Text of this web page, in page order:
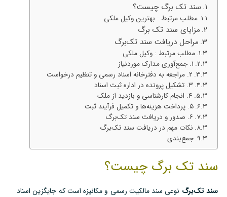
سند تک برگ چیست؟
مطلب مرتبط : بهترین وکیل ملکی
مزایای سند تک برگ
مراحل دریافت سند تک‌برگ
مطلب مرتبط : وکیل ملکی
۱. جمع‌آوری مدارک موردنیاز
۲. مراجعه به دفترخانه اسناد رسمی و تنظیم درخواست
۳. تشکیل پرونده در اداره ثبت اسناد
۴. انجام کارشناسی و بازدید از ملک
۵. پرداخت هزینه‌ها و تکمیل فرآیند ثبت
۶. صدور و دریافت سند تک‌برگ
نکات مهم در دریافت سند تک‌برگ
جمع‌بندی
سند تک برگ چیست؟
سند تک‌برگ نوعی سند مالکیت رسمی و مکانیزه است که جایگزین اسناد